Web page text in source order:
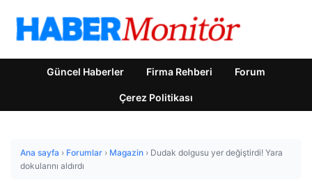
Güncel Haberler Firma Rehberi Forum
Çerez Politikası
Ana sayfa › Forumlar › Magazin › Dudak dolgusu yer değiştirdi! Yara
dokularını aldırdı